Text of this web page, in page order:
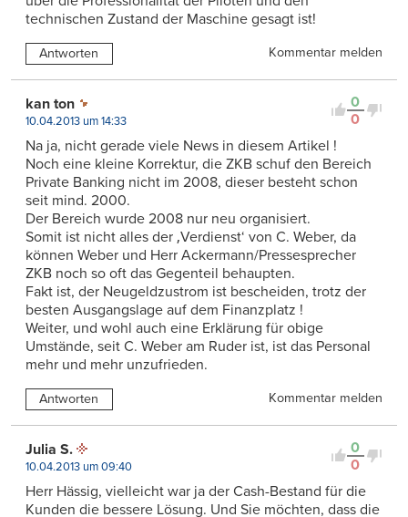
technischen Zustand der Maschine gesagt ist!
Antworten Kommentar melden
0
0
kan ton
10.04.2013 um 14:33
Na ja, nicht gerade viele News in diesem Artikel !
Noch eine kleine Korrektur, die ZKB schuf den Bereich
Private Banking nicht im 2008, dieser besteht schon
seit mind. 2000.
Der Bereich wurde 2008 nur neu organisiert.
Somit ist nicht alles der ‚Verdienst‘ von C. Weber, da
können Weber und Herr Ackermann/Pressesprecher
ZKB noch so oft das Gegenteil behaupten.
Fakt ist, der Neugeldzustrom ist bescheiden, trotz der
besten Ausgangslage auf dem Finanzplatz !
Weiter, und wohl auch eine Erklärung für obige
Umstände, seit C. Weber am Ruder ist, ist das Personal
mehr und mehr unzufrieden.
Antworten Kommentar melden
0
0
Julia S.
10.04.2013 um 09:40
Herr Hässig, vielleicht war ja der Cash-Bestand für die
Kunden die bessere Lösung. Und Sie möchten, dass die